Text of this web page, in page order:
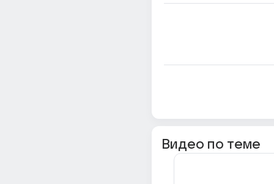
Видео по теме